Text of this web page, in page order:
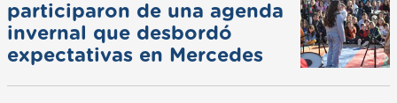
participaron de una agenda
invernal que desbordó
expectativas en Mercedes